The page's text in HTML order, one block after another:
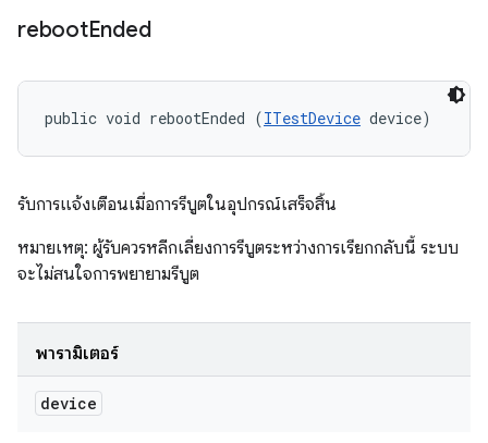
rebootEnded
public void rebootEnded (ITestDevice device)
รับการแจ้งเตือนเมื่อการรีบูตในอุปกรณ์เสร็จสิ้น
หมายเหตุ: ผู้รับควรหลีกเลี่ยงการรีบูตระหว่างการเรียกกลับนี้ ระบบ
จะไม่สนใจการพยายามรีบูต
พารามิเตอร์
device